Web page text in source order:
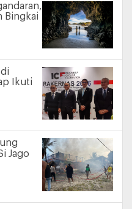
Bingkai
Ikuti
Jago